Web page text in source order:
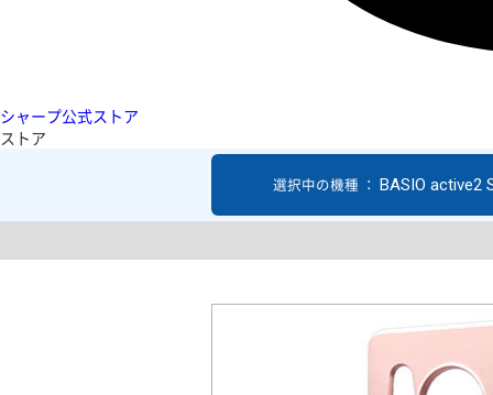
シャープ公式ストア
ストア
選択中の機種 ： BASIO active2